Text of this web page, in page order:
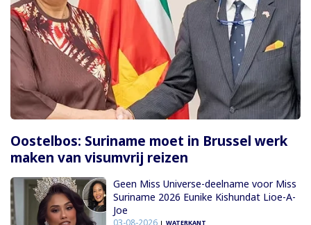
Oostelbos: Suriname moet in Brussel werk
maken van visumvrij reizen
Geen Miss Universe-deelname voor Miss
Suriname 2026 Eunike Kishundat Lioe-A-
Joe
WATERKANT